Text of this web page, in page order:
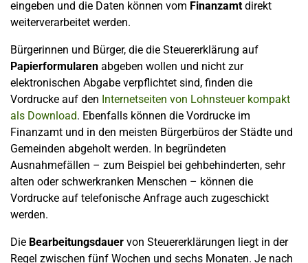
eingeben und die Daten können vom Finanzamtdirekt
weiterverarbeitet werden.
Bürgerinnen und Bürger, die die Steuererklärung auf
Papierformularen abgeben wollen und nicht zur
elektronischen Abgabe verpflichtet sind, finden die
Vordrucke auf den Internetseiten von Lohnsteuer kompakt
als Download. Ebenfalls können die Vordrucke im
Finanzamt und in den meisten Bürgerbüros der Städte und
Gemeinden abgeholt werden. In begründeten
Ausnahmefällen – zum Beispiel bei gehbehinderten, sehr
alten oder schwerkranken Menschen – können die
Vordrucke auf telefonische Anfrage auch zugeschickt
werden.
Die Bearbeitungsdauer von Steuererklärungen liegt in der
Regel zwischen fünf Wochen und sechs Monaten. Je nach